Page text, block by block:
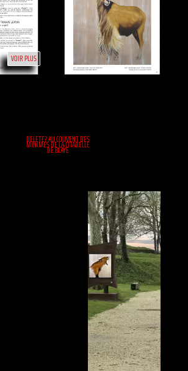
VOIR PLUS
DELETE? AU COUVENT DES
MINIMES DE LA CITADELLE
DE BLAYE